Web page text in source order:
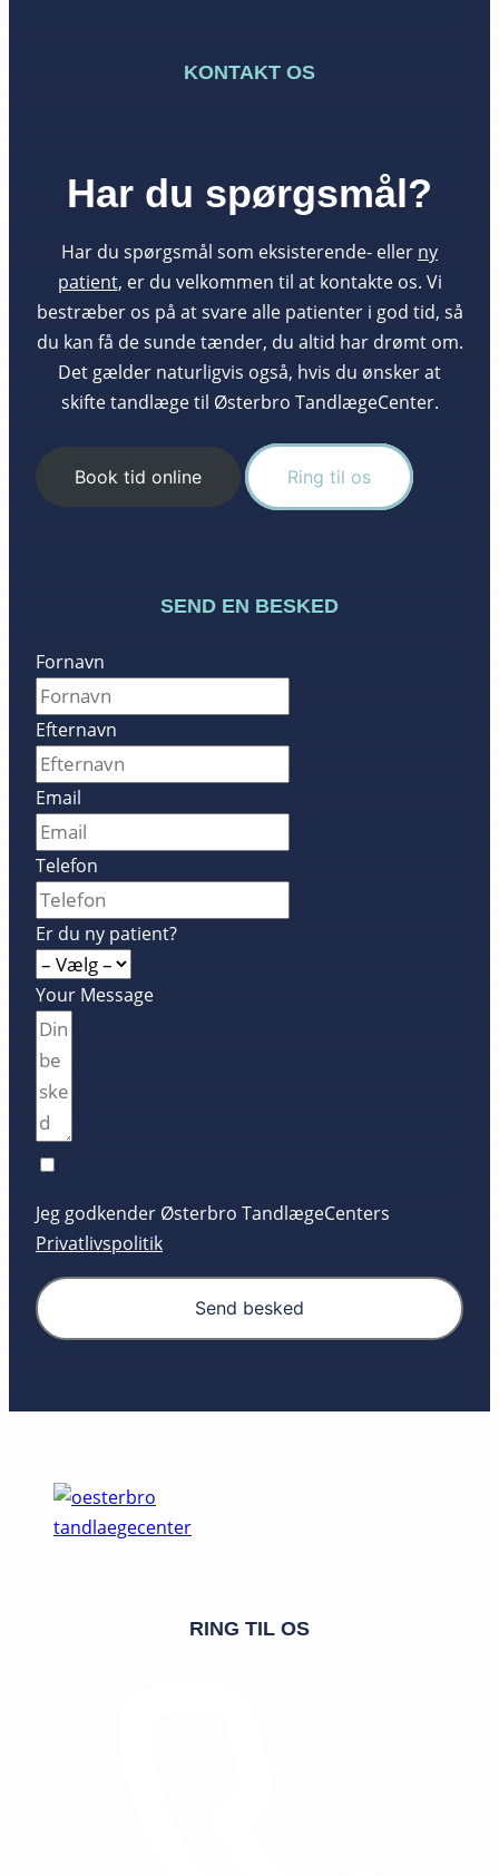
KONTAKT OS
Har du spørgsmål?
Har du spørgsmål som eksisterende- eller ny
patient, er du velkommen til at kontakte os. Vi
bestræber os på at svare alle patienter i god tid, så
du kan få de sunde tænder, du altid har drømt om.
Det gælder naturligvis også, hvis du ønsker at
skifte tandlæge til Østerbro TandlægeCenter.
Book tid online Ring til os
SEND EN BESKED
Fornavn
Efternavn
Email
Telefon
Er du ny patient?
Your Message
Jeg godkender Østerbro TandlægeCenters
Privatlivspolitik
Send besked
RING TIL OS